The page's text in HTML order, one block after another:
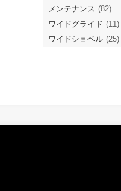
メンテナンス (82)
ワイドグライド (11)
ワイドショベル (25)